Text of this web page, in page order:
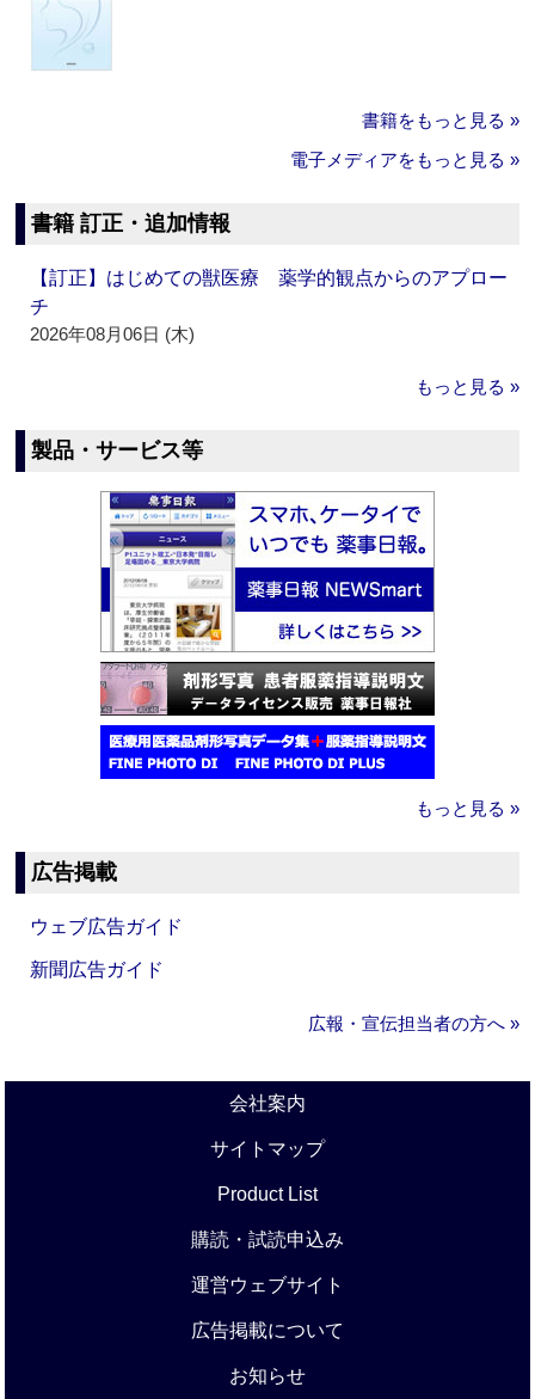
書籍をもっと見る »
電子メディアをもっと見る »
書籍 訂正・追加情報
【訂正】はじめての獣医療 薬学的観点からのアプロー
チ
2026年08月06日 (木)
もっと見る »
製品・サービス等
もっと見る »
広告掲載
ウェブ広告ガイド
新聞広告ガイド
広報・宣伝担当者の方へ »
会社案内
サイトマップ
Product List
購読・試読申込み
運営ウェブサイト
広告掲載について
お知らせ